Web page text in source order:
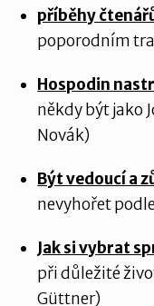
příběhy
poporodním
Hospodin
někdy být jako
Novák)
Být vedoucí a
nevyhořet
Jak si vybrat
při důležité
Güttner)